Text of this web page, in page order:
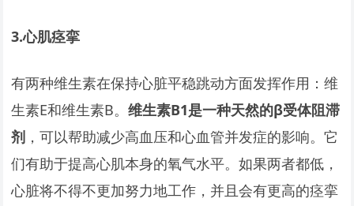
3.心肌痉挛
有两种维生素在保持心脏平稳跳动方面发挥作用：维
生素E和维生素B。维生素B1是一种天然的β受体阻滞
剂 ，可以帮助减少高血压和心血管并发症的影响。它
们有助于提高心肌本身的氧气水平。如果两者都低，
心脏将不得不更加努力地工作，并且会有更高的痉挛